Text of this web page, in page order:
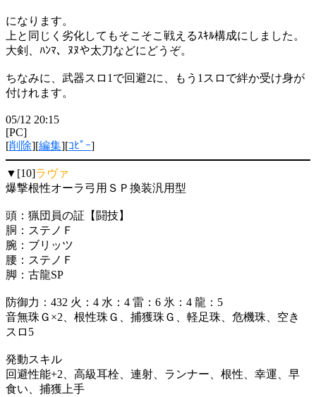
になります。
上と同じく劣化してもそこそこ戦えるｽｷﾙ構成にしました。
大剣、ﾊﾝﾏ、ﾇﾇや太刀などにどうぞ。
ちなみに、武器スロ1で回避2に、もう1スロで絆か受け身が
付けれます。
05/12 20:15
[PC]
[削除][編集][ｺﾋﾟｰ]
▼[10]ラヴァ
爆撃根性オーラ弓用ＳＰ換装汎用型
頭：猟団員の証【闘技】
胴：ステノＦ
腕：ブリッツ
腰：ステノＦ
脚：古龍SP
防御力：432 火：4 水：4 雷：6 氷：4 龍：5
音無珠Ｇ×2、根性珠Ｇ、捕獲珠Ｇ、軽足珠、危機珠、空き
スロ5
発動スキル
回避性能+2、高級耳栓、連射、ランナー、根性、幸運、早
食い、捕獲上手